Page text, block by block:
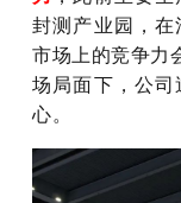
封测产业园，在
市场上的竞争力
场局面下，公
心。